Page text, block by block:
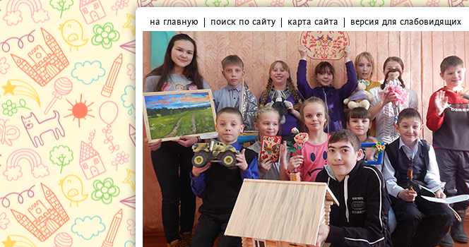
на главную поиск по сайту карта сайта версия для слабовидящих